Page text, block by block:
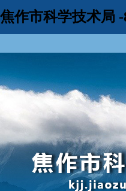
焦作市科学技术局